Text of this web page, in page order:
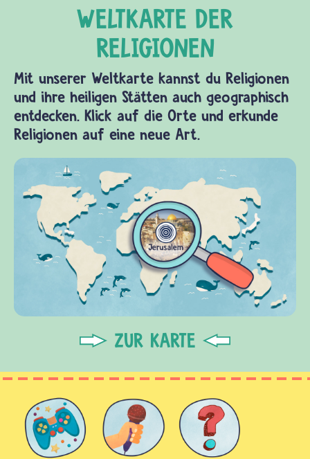
Mit unserer Weltkarte kannst du Religionen
und ihre heiligen Stätten auch geographisch
entdecken. Klick auf die Orte und erkunde
Religionen auf eine neue Art.
ZUR KARTE